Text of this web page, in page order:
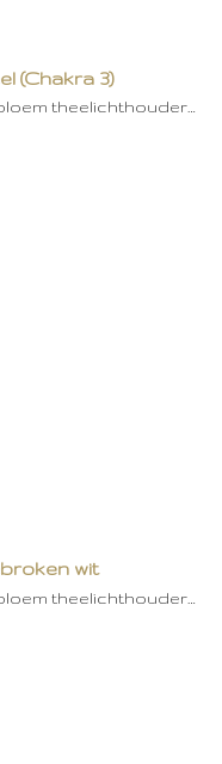
(Chakra 3)
theelichthouder…
wit
theelichthouder…